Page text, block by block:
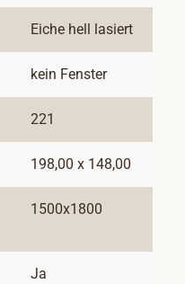
Eiche hell lasiert
kein Fenster
221
198,00 x 148,00
1500x1800
Ja